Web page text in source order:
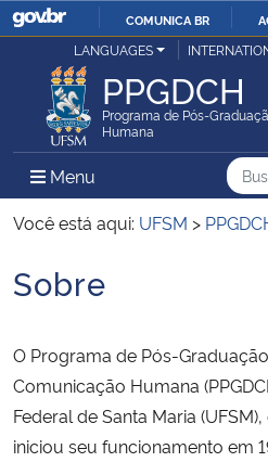
IR
O
COMUNICA BR
Ministério da Justiça e Segurança Pública
Ministério da Defesa
Ministério das Relações Exteriores
Ministério da Economia
Ministério da Agricultura, Pecuária e
Ministério da Educação
LANGUAGES
PPGDCH
Programa de Pós-
Humana
Menu Menu Principal do
Você está aqui: UFSM >
Início do conteúdo
Sobre
O Programa de Pós-
Comunicação Humana
Federal de Santa Maria
iniciou seu funcionamento em